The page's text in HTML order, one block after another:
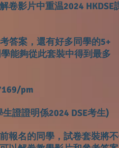
卷影片中重温2024 HKDSE
答案，還有好多同學的5+
能夠從此套裝中得到最多
pm
證證明係2024 DSE考生)
報名的同學，試卷套裝將